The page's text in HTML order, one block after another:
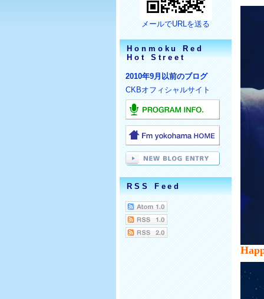
メールでURLを送る
Honmoku Red
Hot Street
2010年9月以前のブログ
CKBオフィシャルサイト
RSS Feed